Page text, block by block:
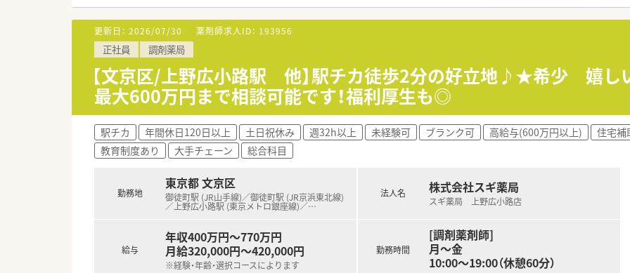
＼ 事業内容 ／
■医療従事者向け資材企画・制作
■医療用医薬品市場の市場調査・戦術立案
■Webコンテンツ企画・制作・運営、アプリ開発 等
＼ 応募要件 ／
■英語スキル
更新日： 2026/07/30 薬剤師求人ID： 193956
正社員 調剤薬局
【文京区/上野広小路駅 他】駅チカ徒歩2分の好立地♪★希少 嬉し
最大600万円まで相談可能です！福利厚生も◎
駅チカ 年間休日120日以上 土日祝休み 週32h以上 未経験可 ブランク可 高給与(600万円以上)
住宅補
教育制度あり
大手チェーン 総合科目
勤務地
東京都 文京区
御徒町駅 (JR山手線)／御徒町駅 (JR京浜東北線)
／上野広小路駅 (東京メトロ銀座線)／…
給与
年収400万円～770万円
月給320,000円～420,000円
※経験・年齢・選択コースによります
法人名 株式会社スギ薬局
スギ薬局 上野広小路店
勤務時間
[調剤薬剤師]
月～金
10:00～19:00（休憩60分）